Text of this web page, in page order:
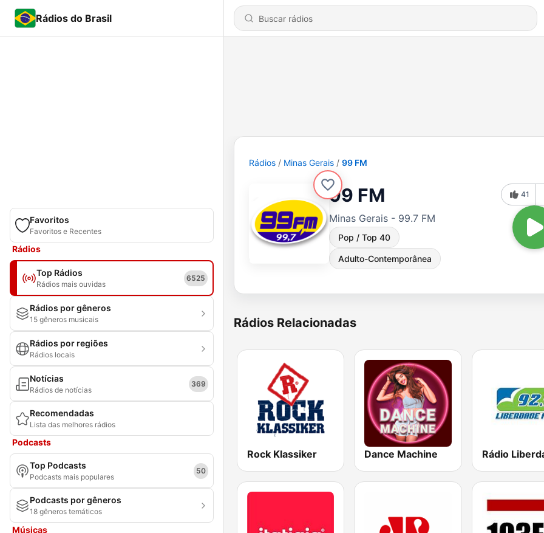
Rádios do Brasil
Favoritos
Favoritos e Recentes
Rádios
Top Rádios
Rádios mais ouvidas
6525
Rádios por gêneros
15 gêneros musicais
Rádios por regiões
Rádios locais
Notícias
Rádios de notícias
369
Recomendadas
Lista das melhores rádios
Podcasts
Top Podcasts
Podcasts mais populares
50
Podcasts por gêneros
18 gêneros temáticos
Músicas
Rádios Minas Gerais 99 FM
99 FM
Minas Gerais - 99.7 FM
Pop / Top 40
Adulto-Contemporânea
41
Rádios Relacionadas
Rock Klassiker Dance Machine